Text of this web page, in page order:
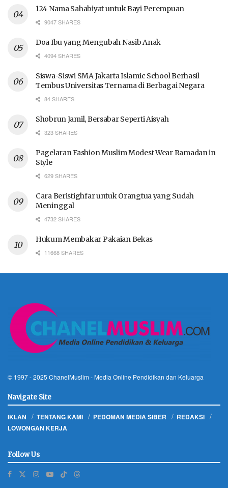
124 Nama Sahabiyat untuk Bayi Perempuan
9047 SHARES
Doa Ibu yang Mengubah Nasib Anak
4094 SHARES
Siswa-Siswi SMA Jakarta Islamic School Berhasil
Tembus Universitas Ternama di Berbagai Negara
84 SHARES
Shobrun Jamil, Bersabar Seperti Aisyah
323 SHARES
Pagelaran Fashion Muslim Modest Wear Ramadan in
Style
629 SHARES
Cara Beristighfar untuk Orangtua yang Sudah
Meninggal
4732 SHARES
Hukum Membakar Pakaian Bekas
11668 SHARES
© 1997 - 2025 ChanelMuslim - Media Online Pendidikan dan Keluarga
Navigate Site
IKLAN TENTANG KAMI PEDOMAN MEDIA SIBER
REDAKSI
LOWONGAN KERJA
Follow Us